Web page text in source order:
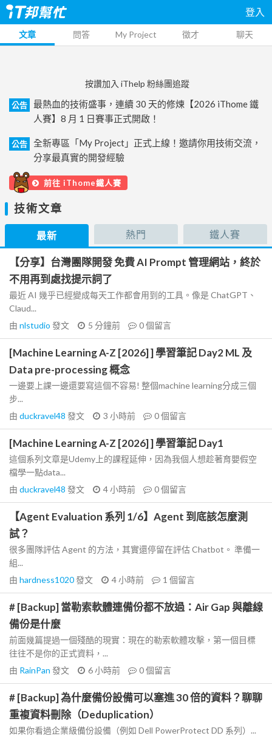
登入
文章 問答 My Project 徵才 聊天
按讚加入 iThelp 粉絲團追蹤
公告
最熱血的技術盛事，連續 30 天的修煉【2026 iThome 鐵
人賽】8 月 1 日賽事正式開啟！
公告
全新專區「My Project」正式上線！邀請你用技術交流，
分享最真實的開發經驗
前往 iThome鐵人賽
技術文章
最新 熱門 鐵人賽
【分享】台灣團隊開發 免費 AI Prompt 管理網站，終於
不用再到處找提示詞了
最近 AI 幾乎已經變成每天工作都會用到的工具。像是 ChatGPT、
Claud...
由 nlstudio 發文 5 分鐘前 0個留言
[Machine Learning A-Z [2026] ] 學習筆記 Day2 ML 及
Data pre-processing 概念
一邊要上課一邊還要寫這個不容易! 整個machine learning分成三個
步...
由 duckravel48 發文 3 小時前 0個留言
[Machine Learning A-Z [2026] ] 學習筆記 Day1
這個系列文章是Udemy上的課程延伸，因為我個人想趁著育嬰假空
檔學一點data...
由 duckravel48 發文 4 小時前 0個留言
【Agent Evaluation 系列 1/6】Agent 到底該怎麼測
試？
很多團隊評估 Agent 的方法，其實還停留在評估 Chatbot。 準備一
組...
由 hardness1020發文 4 小時前 1 個留言
# [Backup] 當勒索軟體連備份都不放過：Air Gap 與離線
備份是什麼
前面幾篇提過一個殘酷的現實：現在的勒索軟體攻擊，第一個目標
往往不是你的正式資料，...
由 RainPan 發文 6 小時前 0個留言
# [Backup] 為什麼備份設備可以塞進 30 倍的資料？聊聊
重複資料刪除（Deduplication）
如果你看過企業級備份設備（例如 Dell PowerProtect DD 系列）...